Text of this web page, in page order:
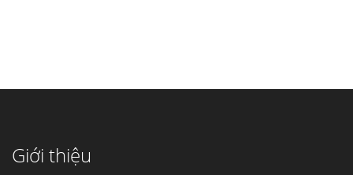
Giới thiệu